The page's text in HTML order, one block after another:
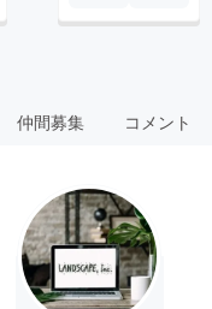
仲間募集 コメント